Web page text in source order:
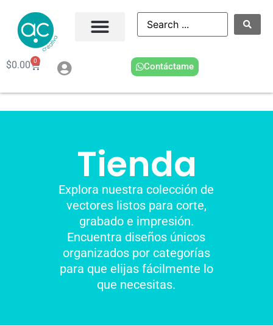
$0.00 0
Contáctame
Tienda
Explora nuestra colección de
vectores listos para corte,
grabado e impresión.
Encuentra diseños únicos
organizados por categorías
para que elijas fácilmente lo
que necesitas.